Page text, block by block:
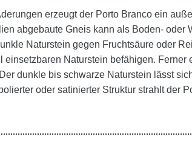
erzeugt der Porto Branco ein
abgebaute Gneis kann als Boden-
Naturstein gegen Fruchtsäure oder
Naturstein befähigen.
dunkle bis schwarze Naturstein lässt
oder satinierter Struktur strahlt der